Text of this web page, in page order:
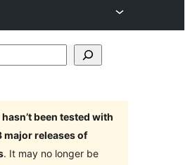
hasn’t been tested with
major releases of
. It may no longer be